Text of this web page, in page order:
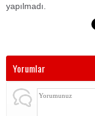
yapılmadı.
Yorumlar